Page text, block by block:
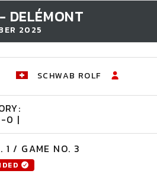
DELÉMONT
2025
SCHWAB ROLF
0 |
1 / GAME NO. 3